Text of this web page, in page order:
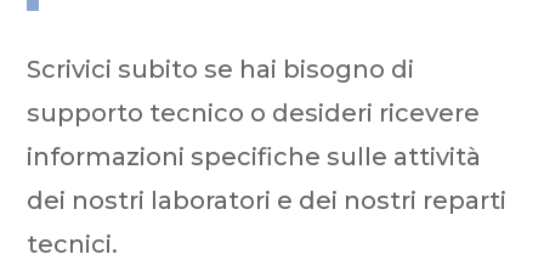
Scrivici subito se hai bisogno di
supporto tecnico o desideri ricevere
informazioni specifiche sulle attività
dei nostri laboratori e dei nostri reparti
tecnici.